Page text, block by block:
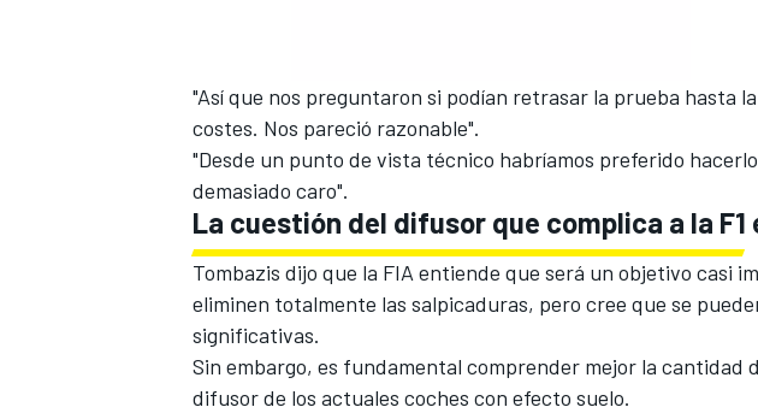
"Así que nos preguntaron si podían retrasar la prueba hasta
costes. Nos pareció razonable".
"Desde un punto de vista técnico habríamos preferido
demasiado caro".
La cuestión del difusor que complica a la F1
Tombazis dijo que la FIA entiende que será un objetivo casi
eliminen totalmente las salpicaduras, pero cree que se
significativas.
Sin embargo, es fundamental comprender mejor la cantidad
difusor de los actuales coches con efecto suelo.